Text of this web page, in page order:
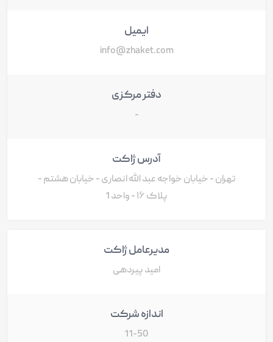
ایمیل
info@zhaket.com
دفتر مرکزی
-
آدرس ژاکت
تهران - خیابان خواجه عبد الله انصاری - خیابان هشتم -
پلاک ۱۶ - واحد 1
مدیرعامل ژاکت
امید پیردهی
اندازه شرکت
11-50